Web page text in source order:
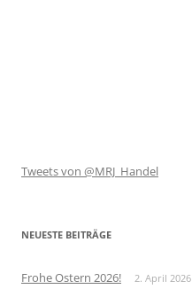
Tweets von @MRJ_Handel
NEUESTE BEITRÄGE
Frohe Ostern 2026! 2. April 2026